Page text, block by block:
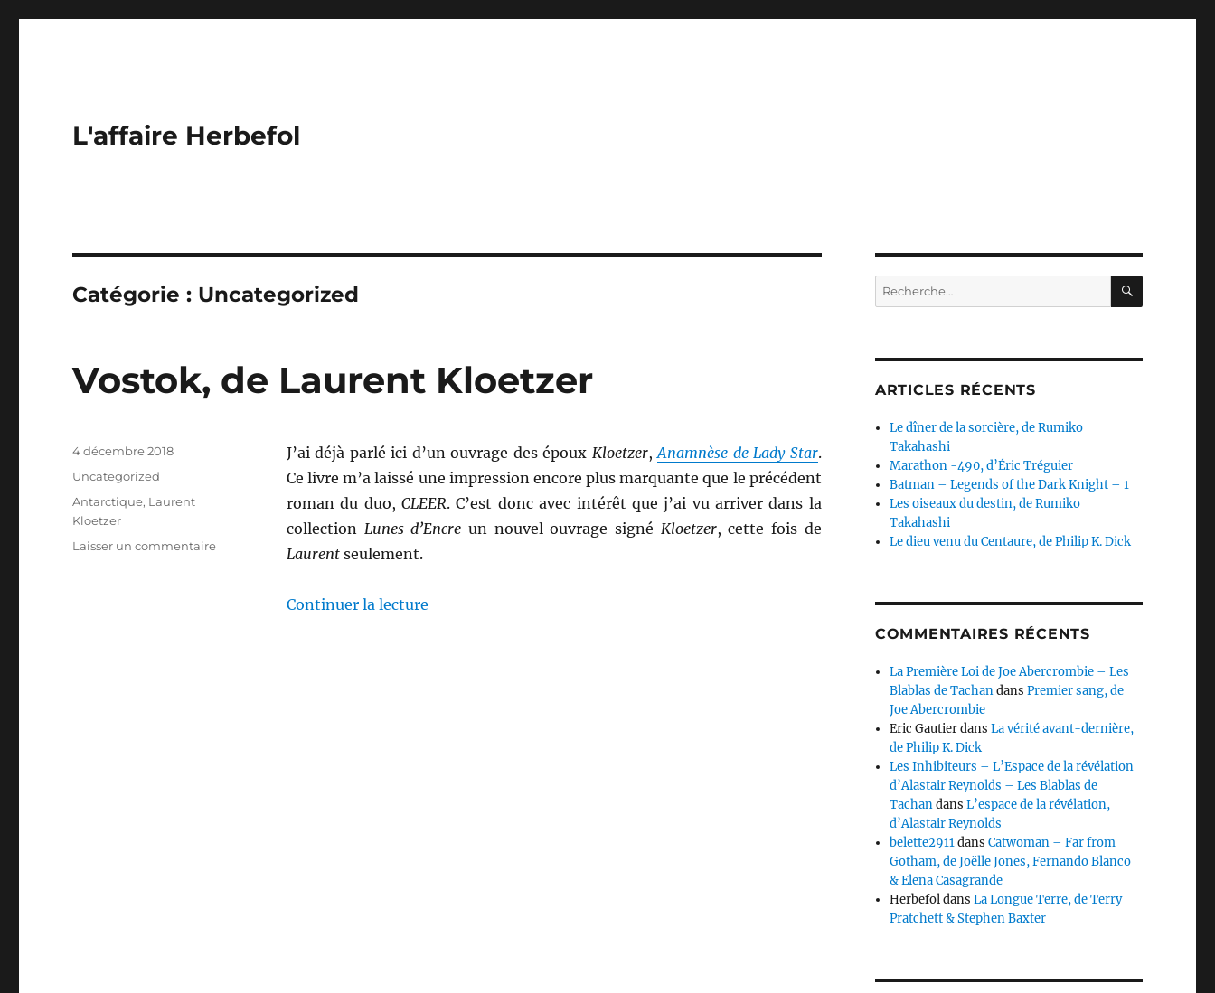
L'affaire Herbefol
Catégorie : Uncategorized
Vostok, de Laurent Kloetzer
J’ai déjà parlé ici d’un ouvrage des époux Kloetzer,Anamnèse de Lady Star.
Ce livre m’a laissé une impression encore plus marquante que le précédent
roman du duo,CLEER. C’est donc avec intérêt que j’ai vu arriver dans la
collection Lunes d’Encre un nouvel ouvrage signé Kloetzer, cette fois de
Laurentseulement.
Continuer la lecturede « Vostok, de Laurent Kloetzer »
Publié
4 décembre 2018
Catégories
Uncategorized
Étiquettes
Antarctique, Laurent
Kloetzer
Laisser un commentairesur
Recherche
pour :
ARTICLES RÉCENTS
Le dîner de la sorcière, de Rumiko
Takahashi
Marathon -490, d’Éric Tréguier
Batman – Legends of the Dark Knight – 1
Les oiseaux du destin, de Rumiko
Takahashi
Le dieu venu du Centaure, de Philip K. Dick
COMMENTAIRES RÉCENTS
La Première Loi de Joe Abercrombie – Les
Blablas de TachandansPremier sang, de
Joe Abercrombie
Eric GautierdansLa vérité avant-dernière,
de Philip K. Dick
Les Inhibiteurs – L’Espace de la révélation
d’Alastair Reynolds – Les Blablas de
TachandansL’espace de la révélation,
d’Alastair Reynolds
belette2911dansCatwoman – Far from
Gotham, de Joëlle Jones, Fernando Blanco
& Elena Casagrande
HerbefoldansLa Longue Terre, de Terry
Pratchett & Stephen Baxter